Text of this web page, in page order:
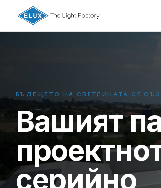
БЪДЕЩЕТО НА СВЕТЛИНАТА СЕ
Вашият
серийно